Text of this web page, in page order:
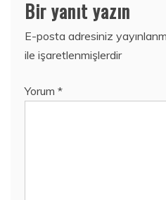
Bir yanıt yazın
E-posta adresiniz
ile işaretlenmişlerdir
Yorum *